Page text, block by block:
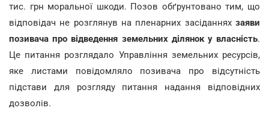
тис. грн моральної шкоди. Позов обґрунтовано тим, що
відповідач не розглянув на пленарних засіданнях заяви
позивача про відведення земельних ділянок у власність.
Це питання розглядало Управління земельних ресурсів,
яке листами повідомляло позивача про відсутність
підстави для розгляду питання надання відповідних
дозволів.